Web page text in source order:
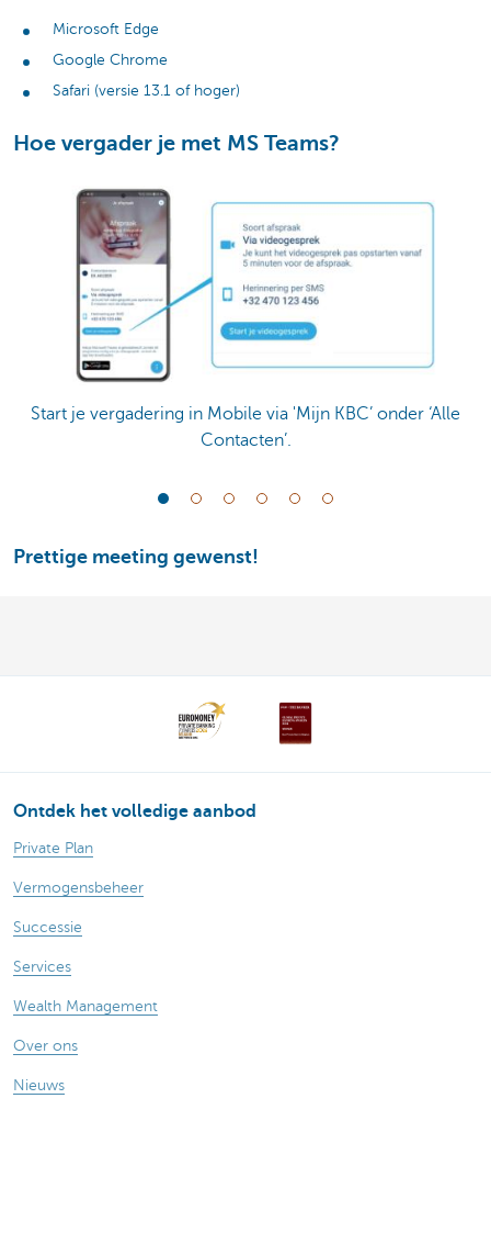
Microsoft Edge
Google Chrome
Safari (versie 13.1 of hoger)
Hoe vergader je met MS Teams?
Start je vergadering in Mobile via 'Mijn KBC’ onder ‘Alle
Contacten’.
Prettige meeting gewenst!
Ontdek het volledige aanbod
Private Plan
Vermogensbeheer
Successie
Services
Wealth Management
Over ons
Nieuws